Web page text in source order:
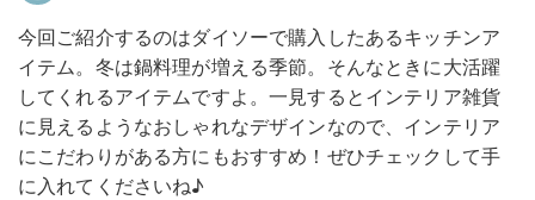
今回ご紹介するのはダイソーで購入したあるキッチンア
イテム。冬は鍋料理が増える季節。そんなときに大活躍
してくれるアイテムですよ。一見するとインテリア雑貨
に見えるようなおしゃれなデザインなので、インテリア
にこだわりがある方にもおすすめ！ぜひチェックして手
に入れてくださいね♪